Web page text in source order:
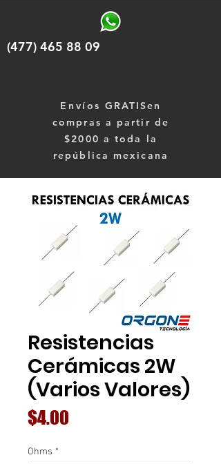
(477) 465 88 09
Envíos GRATISen
compras a partir de
$2000 a toda la
república mexicana
Resistencias
Cerámicas 2W
(Varios Valores)
$4.00
Ohms *